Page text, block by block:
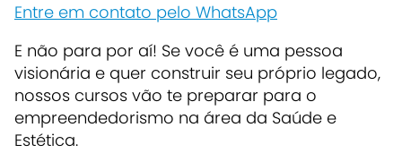
Entre em contato pelo WhatsApp
E não para por aí! Se você é uma pessoa
visionária e quer construir seu próprio legado,
nossos cursos vão te preparar para o
empreendedorismo na área da Saúde e
Estética.